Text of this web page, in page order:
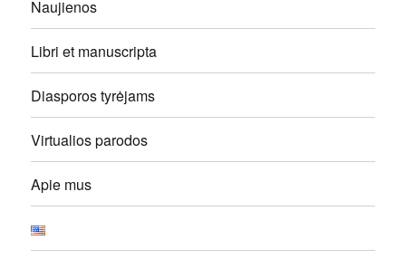
Naujienos
Libri et manuscripta
Diasporos tyrėjams
Virtualios parodos
Apie mus